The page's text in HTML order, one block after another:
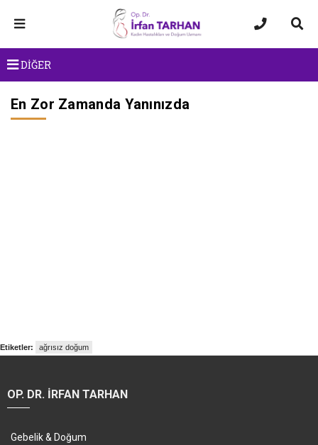
DİĞER
En Zor Zamanda Yanınızda
Etiketler: ağrısız doğum
OP. DR. İRFAN TARHAN
Gebelik & Doğum